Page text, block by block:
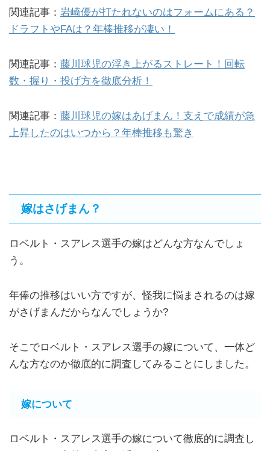
関連記事： 岩崎優が打たれないのはフォームにある？
ドラフトやFAは？年棒推移が凄い！
関連記事： 藤川球児の浮き上がるストレート！回転
数・握り・投げ方を徹底分析！
関連記事： 藤川球児の嫁はあげまん！支えで成績が急
上昇したのはいつから？年棒推移も驚き
嫁はさげまん？
ロベルト・スアレス選手の嫁はどんな方なんでしょ
う。
年俸の推移はいい方ですが、怪我に悩まされるのは嫁
がさげまんだからなんでしょうか?
そこでロベルト・スアレス選手の嫁について、一体ど
んな方なのか徹底的に調査してみることにしました。
嫁について
ロベルト・スアレス選手の嫁について徹底的に調査し